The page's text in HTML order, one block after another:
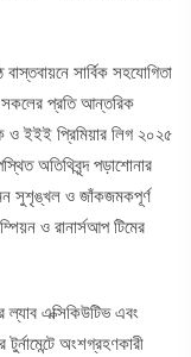
সার্বিক সহযোগিতা
সকলের প্রতি আন্তরিক
ও ইইই প্রিমিয়ার লিগ ২০২৫
অতিথিবৃন্দ পড়াশোনার
এমন সুশৃঙ্খল ও জাঁকজমকপূর্ণ
ও রানার্সআপ টিমের
ল্যাব এক্সিকিউটিভ এবং
অংশগ্রহণকারী